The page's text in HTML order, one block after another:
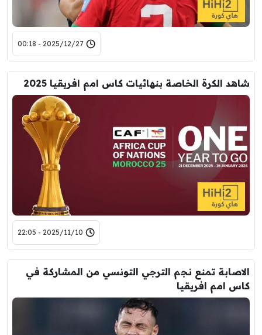
2025/12/27 - 00:18
شاهد الكرة الخاصة بنهائيات كاس امم افريقيا 2025
2025/11/10 - 22:05
الاصابة تمنع نجم الترجي التونسي من المشاركة في
كاس امم افريقيا